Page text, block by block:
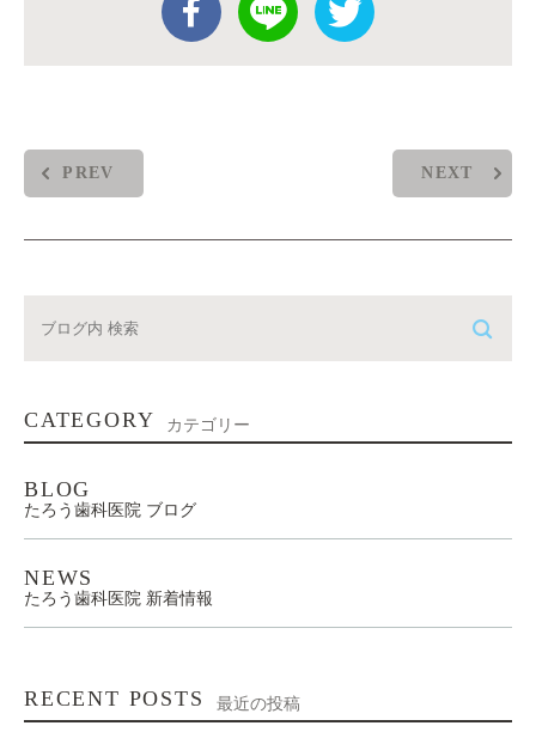
PREV NEXT
CATEGORY カテゴリー
BLOG
たろう歯科医院 ブログ
NEWS
たろう歯科医院 新着情報
RECENT POSTS 最近の投稿